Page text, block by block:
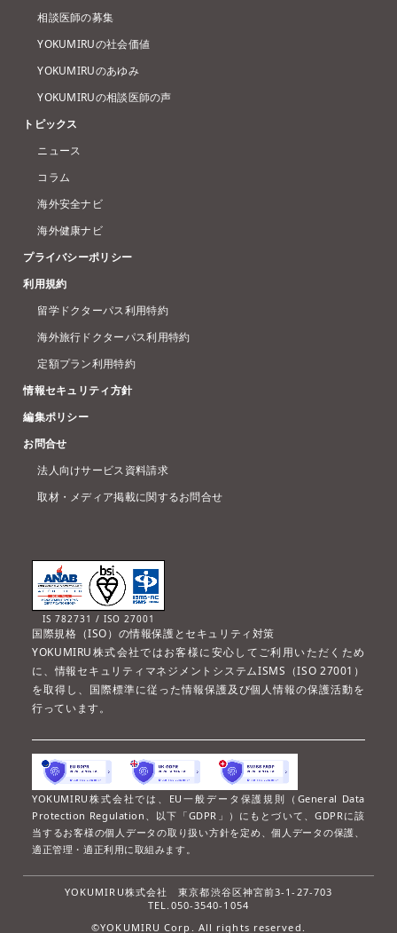
相談医師の募集
YOKUMIRUの社会価値
YOKUMIRUのあゆみ
YOKUMIRUの相談医師の声
トピックス
ニュース
コラム
海外安全ナビ
海外健康ナビ
プライバシーポリシー
利用規約
留学ドクターパス利用特約
海外旅行ドクターパス利用特約
定額プラン利用特約
情報セキュリティ方針
編集ポリシー
お問合せ
法人向けサービス資料請求
取材・メディア掲載に関するお問合せ
IS 782731 / ISO 27001
国際規格（ISO）の情報保護とセキュリティ対策
YOKUMIRU株式会社ではお客様に安心してご利用いただくため
に、情報セキュリティマネジメントシステムISMS（ISO 27001）
を取得し、国際標準に従った情報保護及び個人情報の保護活動を
行っています。
YOKUMIRU株式会社では、EU一般データ保護規則（General Data
Protection Regulation、以下「GDPR」）にもとづいて、GDPRに該
当するお客様の個人データの取り扱い方針を定め、個人データの保護、
適正管理・適正利用に取組みます。
YOKUMIRU株式会社
東京都渋谷区神宮前3-1-27-703
TEL.050-3540-1054
©YOKUMIRU Corp. All rights reserved.